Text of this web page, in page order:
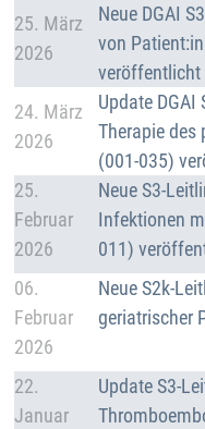
Details
25. März
2026
Neue DGAI
von
veröffentlicht
Details
24. März
2026
Update DGAI
Therapie des
(001-035)
Details
25.
Februar
2026
Neue S3-
Infektionen
011)
Details
06.
Februar
2026
Neue S2k-
geriatrischer
Details
22.
Januar
Update S3-